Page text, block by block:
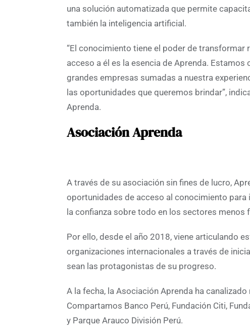
una solución automatizada que permite
también la inteligencia artificial.
“El conocimiento tiene el poder de
acceso a él es la esencia de Aprenda.
grandes empresas sumadas a nuestra
las oportunidades que queremos brindar”,
Aprenda.
Asociación Aprenda
A través de su asociación sin fines de lucro,
oportunidades de acceso al conocimiento
la confianza sobre todo en los sectores menos
Por ello, desde el año 2018, viene articulando
organizaciones internacionales a través de
sean las protagonistas de su progreso.
A la fecha, la Asociación Aprenda ha
Compartamos Banco Perú, Fundación Citi,
y Parque Arauco División Perú.